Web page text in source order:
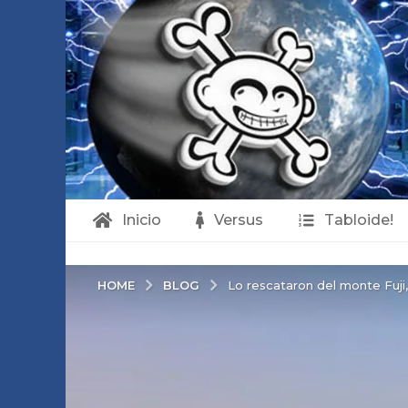
Inicio Versus Tabloide!
HOME BLOG Lo rescataron del monte